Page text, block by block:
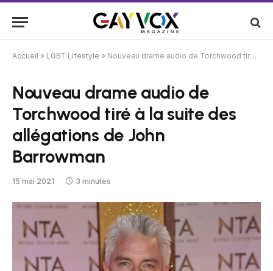
Accueil » LGBT Lifestyle » Nouveau drame audio de Torchwood tiré à la suite des allégations de John Barrowman
Nouveau drame audio de
Torchwood tiré à la suite des
allégations de John
Barrowman
15 mai 2021 3 minutes